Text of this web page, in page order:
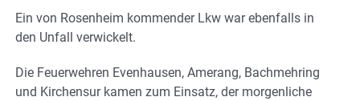
Ein von Rosenheim kommender Lkw war ebenfalls in
den Unfall verwickelt.
Die Feuerwehren Evenhausen, Amerang, Bachmehring
und Kirchensur kamen zum Einsatz, der morgenliche